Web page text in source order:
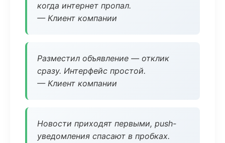
когда интернет пропал.
— Клиент компании
Разместил объявление — отклик
сразу. Интерфейс простой.
— Клиент компании
Новости приходят первыми, push-
уведомления спасают в пробках.